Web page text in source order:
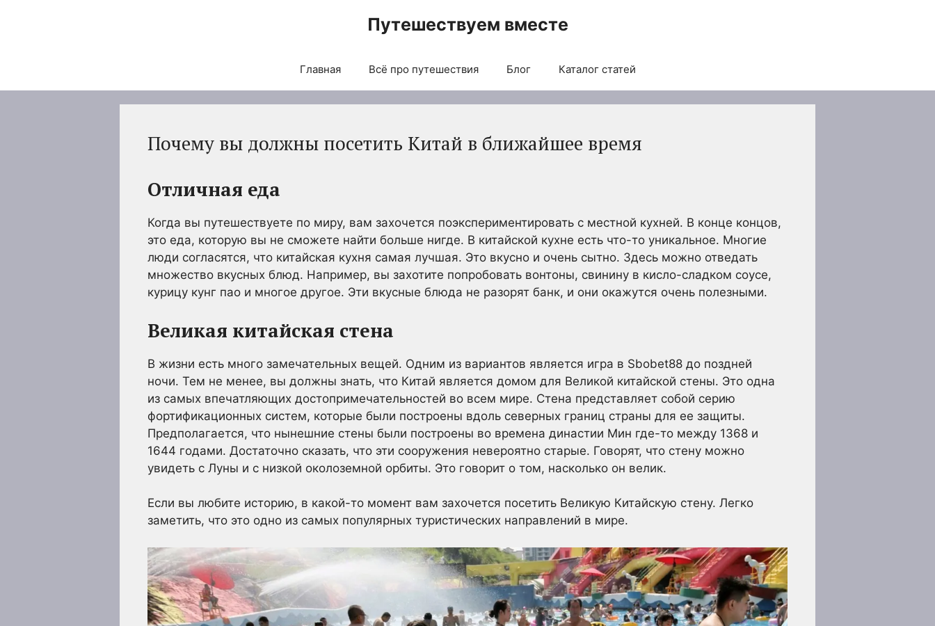
Путешествуем вместе
Главная Всё про путешествия Блог Каталог статей
Почему вы должны посетить Китай в ближайшее время
Отличная еда
Когда вы путешествуете по миру, вам захочется поэкспериментировать с местной кухней. В конце концов,
это еда, которую вы не сможете найти больше нигде. В китайской кухне есть что-то уникальное. Многие
люди согласятся, что китайская кухня самая лучшая. Это вкусно и очень сытно. Здесь можно отведать
множество вкусных блюд. Например, вы захотите попробовать вонтоны, свинину в кисло-сладком соусе,
курицу кунг пао и многое другое. Эти вкусные блюда не разорят банк, и они окажутся очень полезными.
Великая китайская стена
В жизни есть много замечательных вещей. Одним из вариантов является игра в Sbobet88 до поздней
ночи. Тем не менее, вы должны знать, что Китай является домом для Великой китайской стены. Это одна
из самых впечатляющих достопримечательностей во всем мире. Стена представляет собой серию
фортификационных систем, которые были построены вдоль северных границ страны для ее защиты.
Предполагается, что нынешние стены были построены во времена династии Мин где-то между 1368 и
1644 годами. Достаточно сказать, что эти сооружения невероятно старые. Говорят, что стену можно
увидеть с Луны и с низкой околоземной орбиты. Это говорит о том, насколько он велик.
Если вы любите историю, в какой-то момент вам захочется посетить Великую Китайскую стену. Легко
заметить, что это одно из самых популярных туристических направлений в мире.